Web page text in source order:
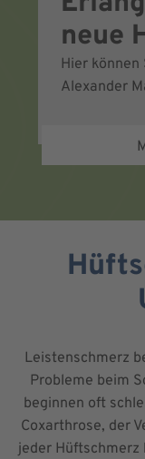
neue
Hier können
Alexander
Leistenschmerz
Probleme beim
beginnen oft
Coxarthrose, der
jeder